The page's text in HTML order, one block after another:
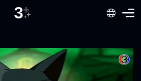
ไม้ มวยไทย ยอดนักสู้ EP.9
ไม้ มวยไทย ยอดนักสู้ EP.10